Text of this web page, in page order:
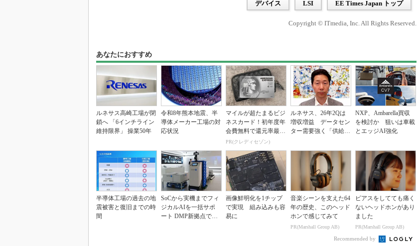
デバイス LSI EE Times Japan トップ
Copyright © ITmedia, Inc. All Rights Reserved.
あなたにおすすめ
ルネサス高崎工場が閉
鎖へ 「6インチライン
維持限界」 操業50年
令和8年熊本地震、半
導体メーカー工場の対
応状況
マイルが超たまるビジ
ネスカード！初年度年
会費無料で還元率最大
1.125%
PR(クレディセゾン)
ルネサス、26年2Qは
増収増益 データセン
ター需要強く「供給は
NXP、Ambarella買収
を検討か 狙いは車載
とエッジAI強化
半導体工場の過去の地
震被害と復旧までの時
間
SoCから実機までフィ
ジカルAIを一括サポ
ート DMP新拠点で展
画像鮮明化を1チップ
で実現 組み込みも容
易に
音楽シーンを支えた64
年の歴史、このヘッド
ホンで感じてみて
PR(Marshall Group AB)
ピアスをしてても痛く
ないヘッドホンがあり
ました
PR(Marshall Group AB)
Recommended by